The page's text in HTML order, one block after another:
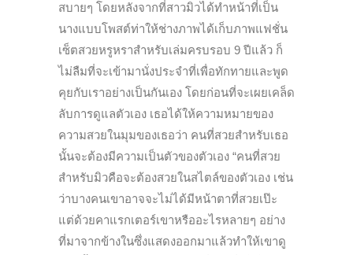
สบายๆ โดยหลังจากที่สาวมิวได้ทำหน้าที่เป็น
นางแบบโพสต์ท่าให้ช่างภาพได้เก็บภาพแฟชั่น
เซ็ตสวยหรูหราสำหรับเล่มครบรอบ 9 ปีแล้ว ก็
ไม่ลืมที่จะเข้ามานั่งประจำที่เพื่อทักทายและพูด
คุยกับเราอย่างเป็นกันเอง โดยก่อนที่จะเผยเคล็ด
ลับการดูแลตัวเอง เธอได้ให้ความหมายของ
ความสวยในมุมของเธอว่า คนที่สวยสำหรับเธอ
นั้นจะต้องมีความเป็นตัวของตัวเอง “คนที่สวย
สำหรับมิวคือจะต้องสวยในสไตล์ของตัวเอง เช่น
ว่าบางคนเขาอาจจะไม่ได้มีหน้าตาที่สวยเป๊ะ
แต่ด้วยคาแรกเตอร์เขาหรืออะไรหลายๆ อย่าง
ที่มาจากข้างในซึ่งแสดงออกมาแล้วทำให้เขาดู